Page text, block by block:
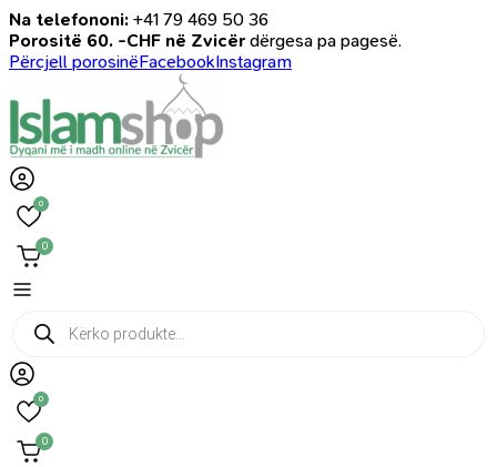
Na telefononi: +41 79 469 50 36
Porositë 60. -CHF në Zvicër dërgesa pa pagesë.
Përcjell porosinëFacebookInstagram
0
0
Products
search
0
0